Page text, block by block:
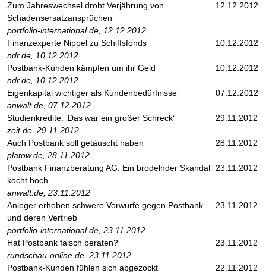
Zum Jahreswechsel droht Verjährung von
Schadensersatzansprüchen
portfolio-international.de, 12.12.2012
12.12.2012
Finanzexperte Nippel zu Schiffsfonds
ndr.de, 10.12.2012
10.12.2012
Postbank-Kunden kämpfen um ihr Geld
ndr.de, 10.12.2012
10.12.2012
Eigenkapital wichtiger als Kundenbedürfnisse
anwalt.de, 07.12.2012
07.12.2012
Studienkredite: ‚Das war ein großer Schreck‘
zeit.de, 29.11.2012
29.11.2012
Auch Postbank soll getäuscht haben
platow.de, 28.11.2012
28.11.2012
Postbank Finanzberatung AG: Ein brodelnder Skandal
kocht hoch
anwalt.de, 23.11.2012
23.11.2012
Anleger erheben schwere Vorwürfe gegen Postbank
und deren Vertrieb
portfolio-international.de, 23.11.2012
23.11.2012
Hat Postbank falsch beraten?
rundschau-online.de, 23.11.2012
23.11.2012
Postbank-Kunden fühlen sich abgezockt
22.11.2012